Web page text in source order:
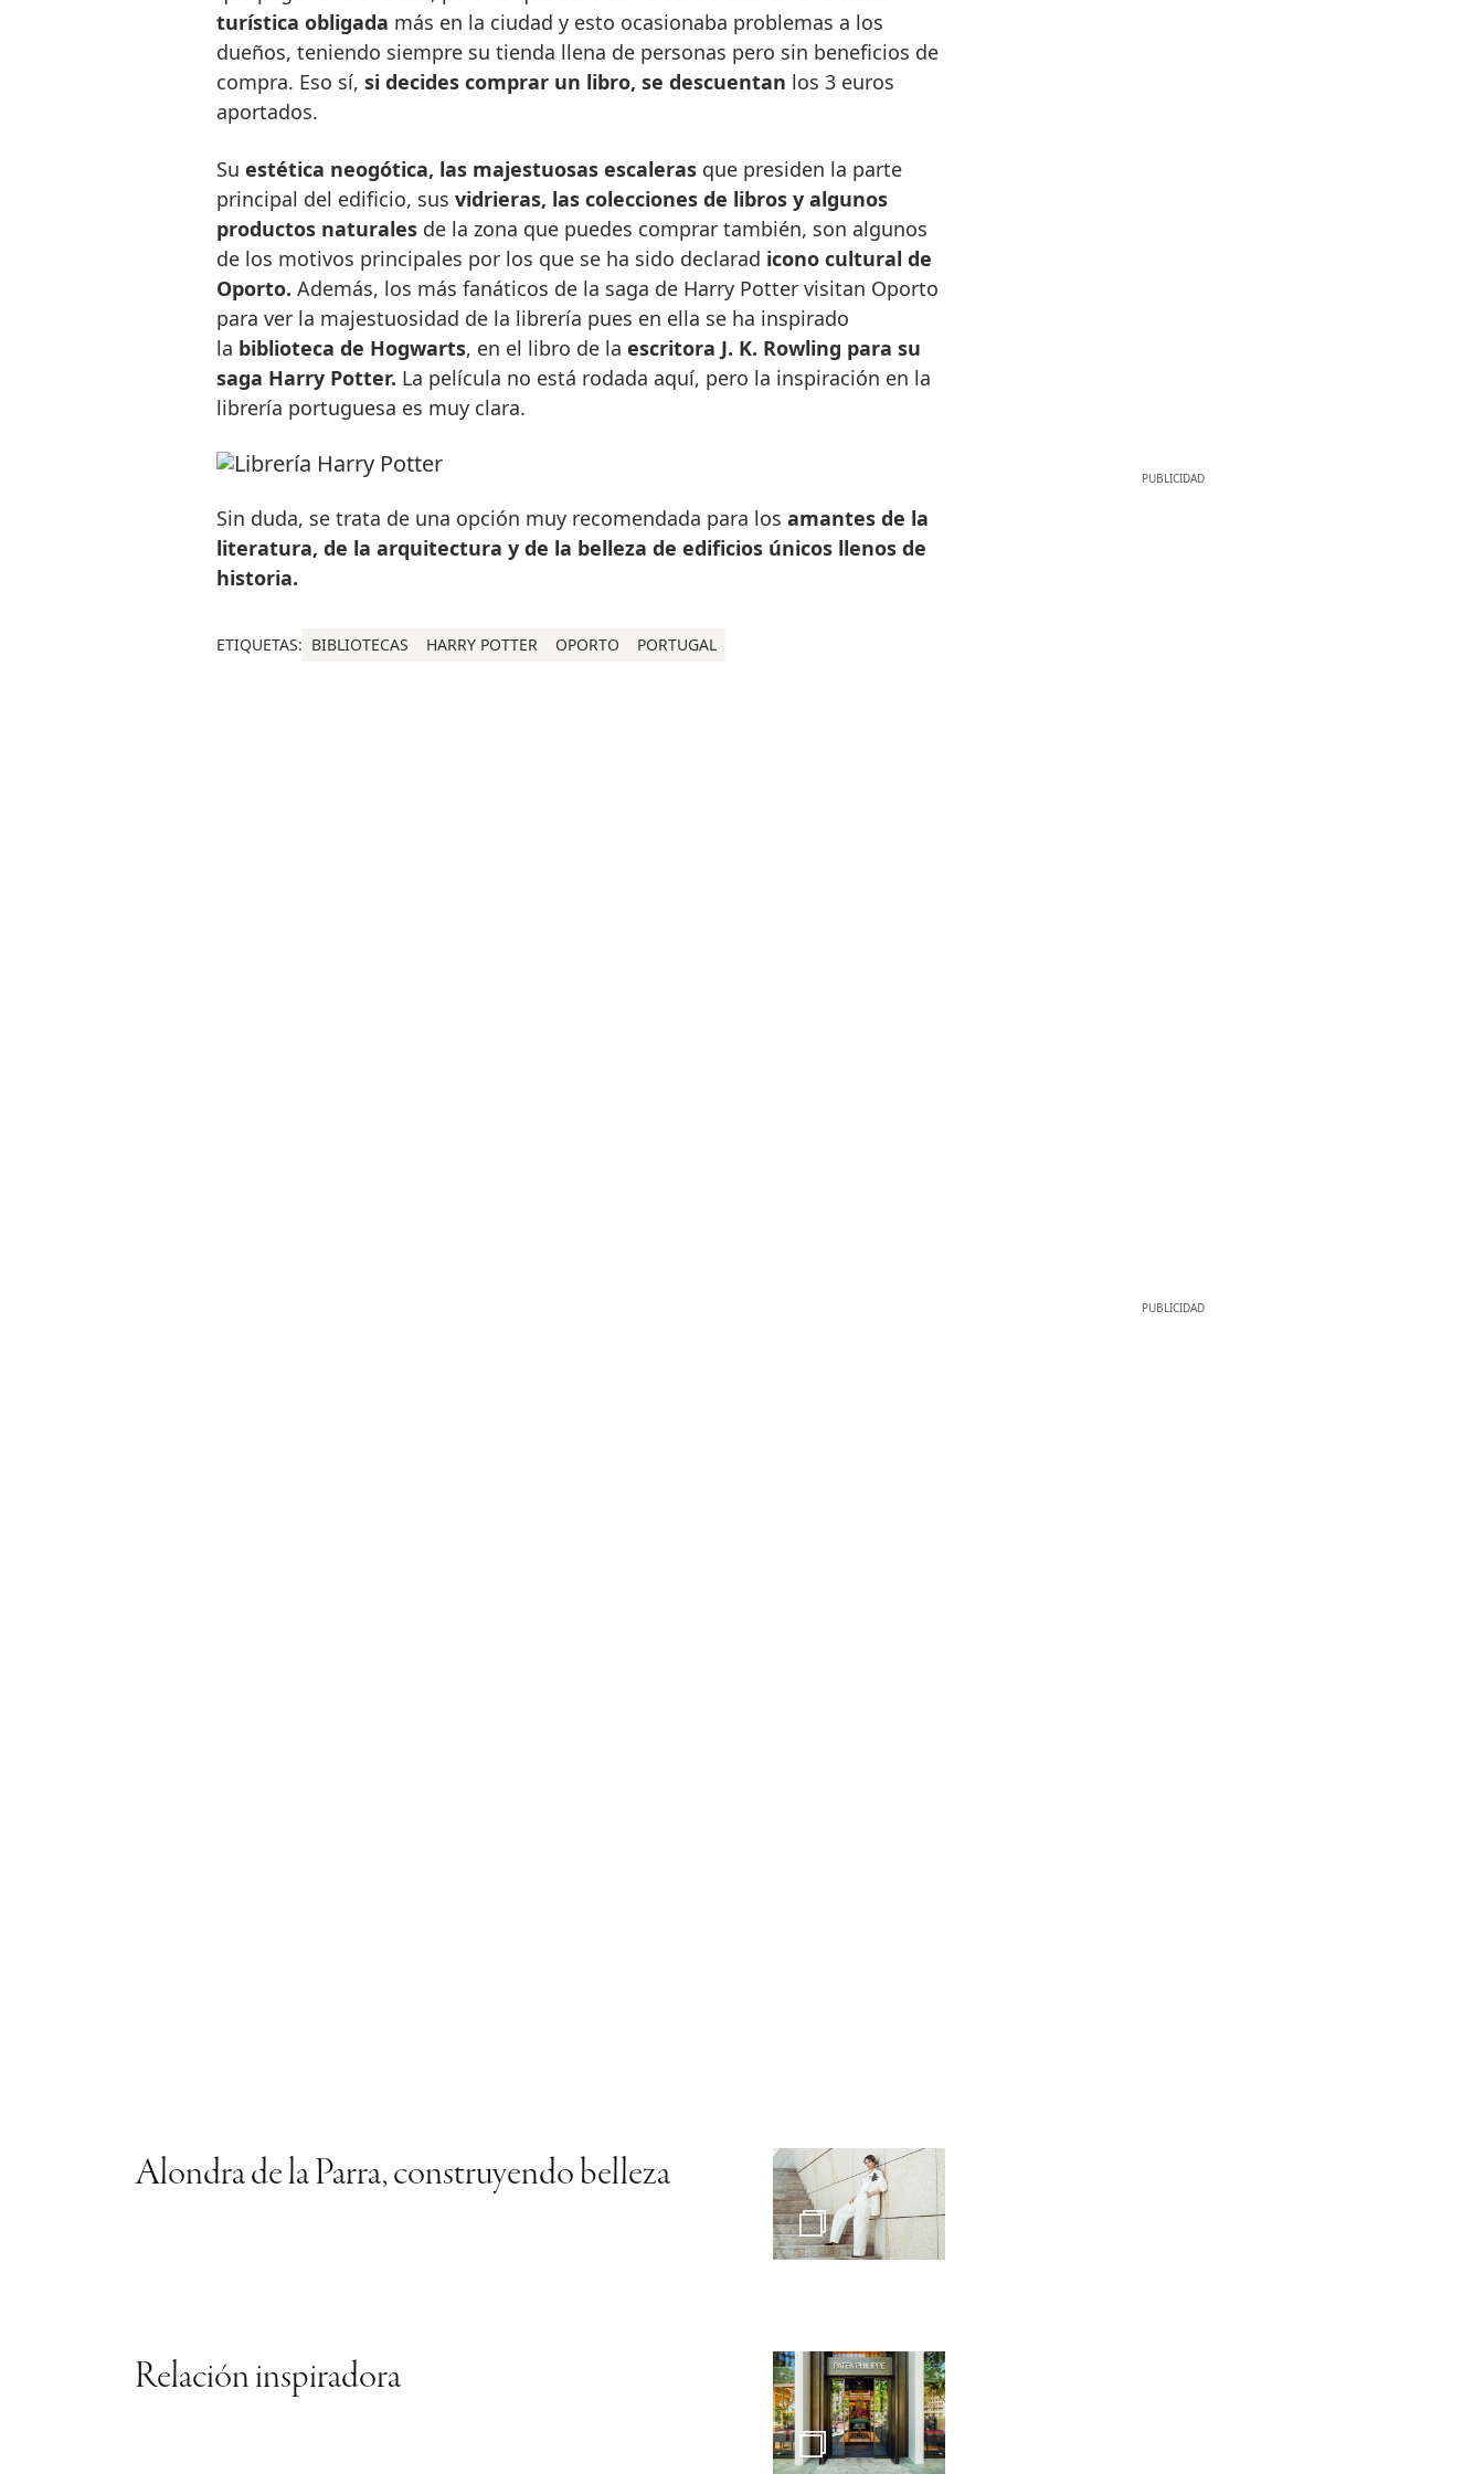
turística obligada más en la ciudad y esto ocasionaba problemas a los
dueños, teniendo siempre su tienda llena de personas pero sin beneficios de
compra. Eso sí, si decides comprar un libro, se descuentan los 3 euros
aportados.
Su estética neogótica, las majestuosas escalerasque presiden la parte
principal del edificio, sus vidrieras, las colecciones de libros y algunos
productos naturalesde la zona que puedes comprar también, son algunos
de los motivos principales por los que se ha sido declarad icono cultural de
Oporto. Además, los más fanáticos de la saga de Harry Potter visitan Oporto
para ver la majestuosidad de la librería pues en ella se ha inspirado
la biblioteca de Hogwarts, en el libro de la escritora J. K. Rowling para su
saga Harry Potter. La película no está rodada aquí, pero la inspiración en la
librería portuguesa es muy clara.
Sin duda, se trata de una opción muy recomendada para los amantes de la
literatura, de la arquitectura y de la belleza de edificios únicos llenos de
historia.
ETIQUETAS: BIBLIOTECAS HARRY POTTER OPORTO PORTUGAL
Alondra de la Parra, construyendo belleza
Relación inspiradora